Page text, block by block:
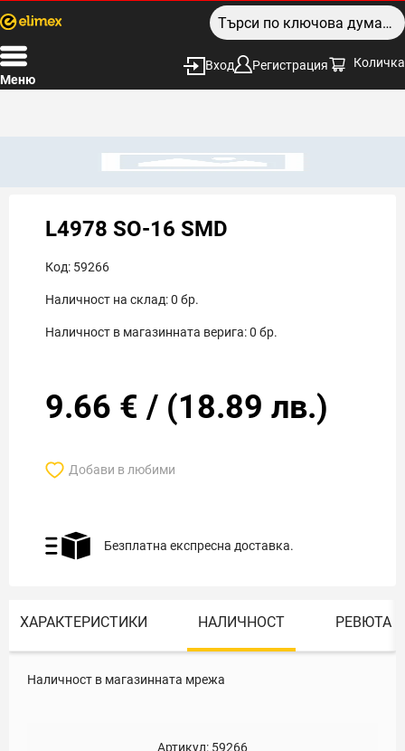
Меню
Вход Регистрация Количка
L4978 SO-16 SMD
Код: 59266
Наличност на склад:0 бр.
Наличност в магазинната верига:0 бр.
9.66 € / (18.89 лв.)
Добави в любими
Безплатна експресна доставка.
ХАРАКТЕРИСТИКИ НАЛИЧНОСТ РЕВЮТА
Наличност в магазинната мрежа
Артикул: 59266